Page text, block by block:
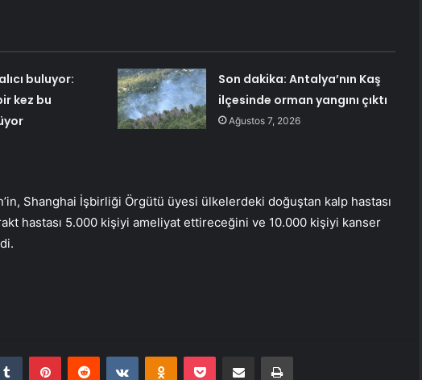
buluyor:
kez bu
Son dakika: Antalya’nın Kaş
ilçesinde orman yangını çıktı
Ağustos 7, 2026
Shanghai İşbirliği Örgütü üyesi ülkelerdeki doğuştan kalp hastası
hastası 5.000 kişiyi ameliyat ettireceğini ve 10.000 kişiyi kanser
Tumblr PinterestReddit VKontakteOdnoklassniki
Pocket E-Posta ile paylaş Yazdır